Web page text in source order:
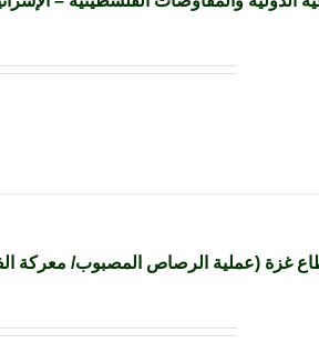
غزة (عملية الرصاص المصبوب/ معركة